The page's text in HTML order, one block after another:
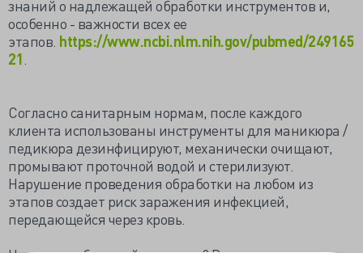
знаний о надлежащей обработки инструментов и,
особенно - важности всех ее
этапов. https://www.ncbi.nlm.nih.gov/pubmed/249165
21
Согласно санитарным нормам, после каждого
клиента использованы инструменты для маникюра /
педикюра дезинфицируют, механически очищают,
промывают проточной водой и стерилизуют.
Нарушение проведения обработки на любом из
этапов создает риск заражения инфекцией,
передающейся через кровь.